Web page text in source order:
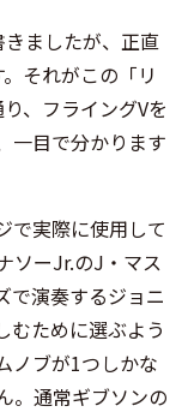
ましたが、正直
それがこの「リ
、フライングVを
一目で分かります
で実際に使用して
ソーJr.のJ・マス
で演奏するジョニ
むために選ぶよう
ノブが1つしかな
。通常ギブソンの